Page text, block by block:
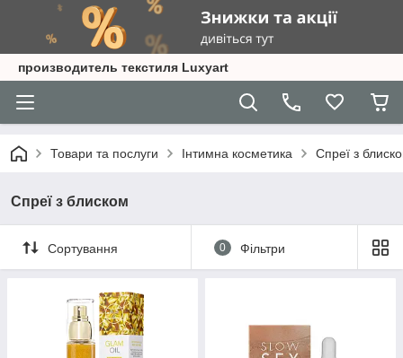
производитель текстиля Luxyart
Товари та послуги Інтимна косметика Спреї з
Спреї з блиском
Сортування 0 Фільтри